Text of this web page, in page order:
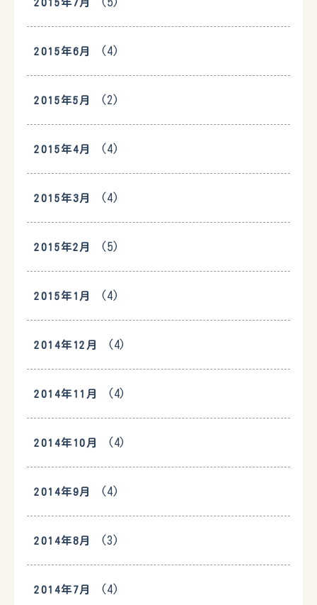
2015年7月
2015年6月 (4)
2015年5月 (2)
2015年4月 (4)
2015年3月 (4)
2015年2月 (5)
2015年1月 (4)
2014年12月 (4)
2014年11月 (4)
2014年10月 (4)
2014年9月 (4)
2014年8月 (3)
2014年7月 (4)